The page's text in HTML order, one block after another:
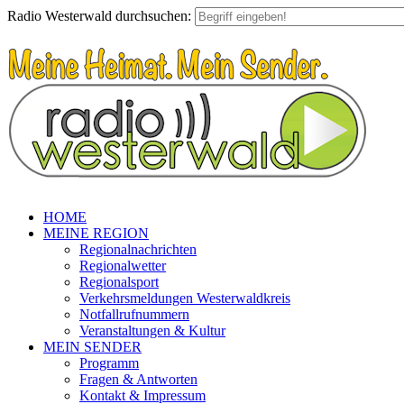
Radio Westerwald durchsuchen:
HOME
MEINE REGION
Regionalnachrichten
Regionalwetter
Regionalsport
Verkehrsmeldungen Westerwaldkreis
Notfallrufnummern
Veranstaltungen & Kultur
MEIN SENDER
Programm
Fragen & Antworten
Kontakt & Impressum